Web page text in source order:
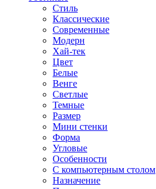
Стиль
Классические
Современные
Модерн
Хай-тек
Цвет
Белые
Венге
Светлые
Темные
Размер
Мини стенки
Форма
Угловые
Особенности
С компьютерным столом
Назначение